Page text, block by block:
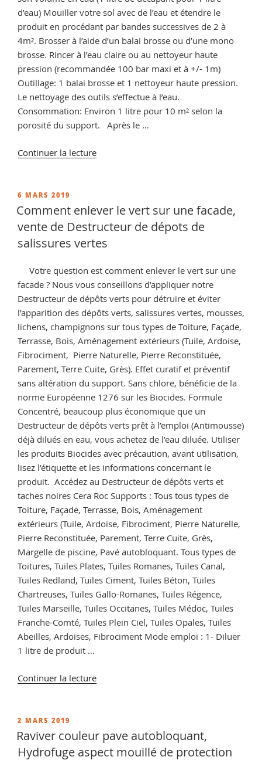
d’eau) Mouiller votre sol avec de l’eau et étendre le
produit en procédant par bandes successives de 2 à
4m². Brosser à l’aide d’un balai brosse ou d’une mono
brosse. Rincer à l’eau claire ou au nettoyeur haute
pression (recommandée 100 bar maxi et à +/- 1m)
Outillage: 1 balai brosse et 1 nettoyeur haute pression.
Le nettoyage des outils s’effectue à l’eau.
Consommation: Environ 1 litre pour 10 m² selon la
porosité du support. Après le …
Continuer la lecturede
ciment
sur
vente
Travertin »
PUBLIÉ
LE
6 MARS 2019
Comment enlever le vert sur une facade,
vente de Destructeur de dépots de
salissures vertes
Votre question est comment enlever le vert sur une
facade ? Nous vous conseillons d’appliquer notre
Destructeur de dépôts verts pour détruire et éviter
l’apparition des dépôts verts, salissures vertes, mousses,
lichens, champignons sur tous types de Toiture, Façade,
Terrasse, Bois, Aménagement extérieurs (Tuile, Ardoise,
Fibrociment, Pierre Naturelle, Pierre Reconstituée,
Parement, Terre Cuite, Grès). Effet curatif et préventif
sans altération du support. Sans chlore, bénéficie de la
norme Européenne 1276 sur les Biocides. Formule
Concentré, beaucoup plus économique que un
Destructeur de dépôts verts prêt à l’emploi (Antimousse)
déjà dilués en eau, vous achetez de l’eau diluée. Utiliser
les produits Biocides avec précaution, avant utilisation,
lisez l’étiquette et les informations concernant le
produit. Accédez au Destructeur de dépôts verts et
taches noires Cera Roc Supports : Tous tous types de
Toiture, Façade, Terrasse, Bois, Aménagement
extérieurs (Tuile, Ardoise, Fibrociment, Pierre Naturelle,
Pierre Reconstituée, Parement, Terre Cuite, Grès,
Margelle de piscine, Pavé autobloquant. Tous types de
Toitures, Tuiles Plates, Tuiles Romanes, Tuiles Canal,
Tuiles Redland, Tuiles Ciment, Tuiles Béton, Tuiles
Chartreuses, Tuiles Gallo-Romanes, Tuiles Régence,
Tuiles Marseille, Tuiles Occitanes, Tuiles Médoc, Tuiles
Franche-Comté, Tuiles Plein Ciel, Tuiles Opales, Tuiles
Abeilles, Ardoises, Fibrociment Mode emploi : 1- Diluer
1 litre de produit …
Continuer la lecturede
vert
sur
PUBLIÉ
LE
2 MARS 2019
Raviver couleur pave autobloquant,
Hydrofuge aspect mouillé de protection